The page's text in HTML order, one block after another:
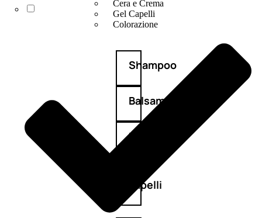
Cera e Crema
Gel Capelli
Colorazione
Shampoo
Balsamo
Mousse
capelli